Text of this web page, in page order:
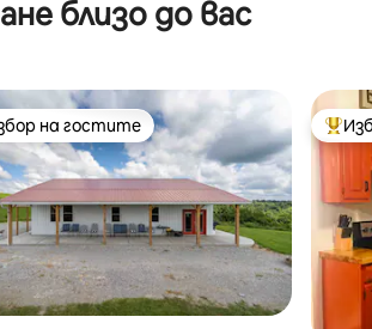
близо до вас
популярен избор на гостите
на гостите Най-